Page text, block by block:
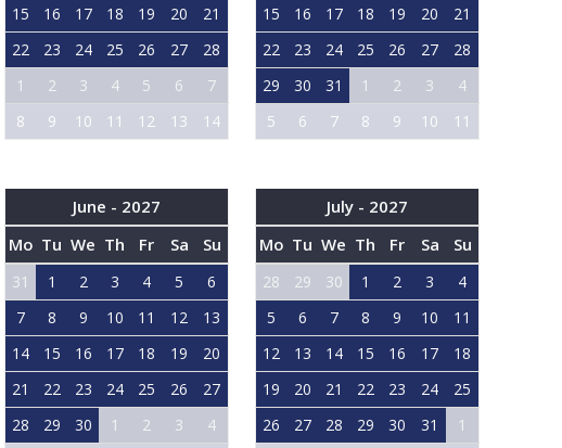
15
16 17 18 19 20
21
22
23 24 25 26 27
28
1
2 3 4 5 6
7
8
9 10 11 12 13 14
15
16 17 18 19 20
21
22
23 24 25 26 27
28
29
30 31 1 2 3
4
5
6 7 8 9 10 11
June - 2027
Mo Tu We Th Fr Sa Su
31 1 2 3 4 5
6
7
8 9 10 11 12
13
14
15 16 17 18 19
20
21
22 23 24 25 26
27
28
29 30 1 2 3
4
July - 2027
Mo Tu We Th Fr Sa Su
28 29 30 1 2 3
4
5
6 7 8 9 10
11
12
13 14 15 16 17
18
19
20 21 22 23 24
25
26
27 28 29 30 31
1